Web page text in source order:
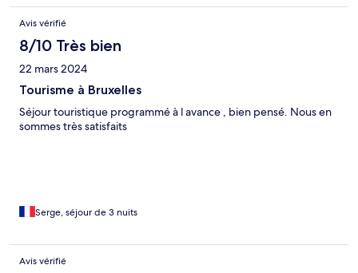
Avis vérifié
8/10 Très bien
22 mars 2024
Tourisme à Bruxelles
Séjour touristique programmé à l avance , bien pensé. Nous en
sommes très satisfaits
Serge, séjour de 3 nuits
Avis vérifié